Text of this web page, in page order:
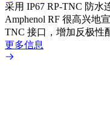
采用 IP67 RP-TNC 防
Amphenol RF 很高兴地
TNC 接口，增加反极性
更多信息